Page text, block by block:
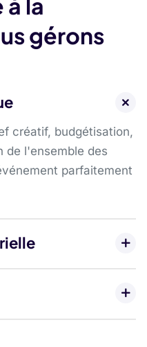
la
gérons
créatif, budgétisation,
de l'ensemble des
parfaitement